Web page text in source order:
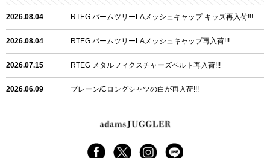
2026.08.04 RTEG パームツリーLAメッシュキャップ キッズ再入荷!!!
2026.08.04 RTEG パームツリーLAメッシュキャップ再入荷!!!
2026.07.15 RTEG メタルフィクスチャーズベルト再入荷!!!
2026.06.09 プレーン/Cロングシャツの白が再入荷!!!